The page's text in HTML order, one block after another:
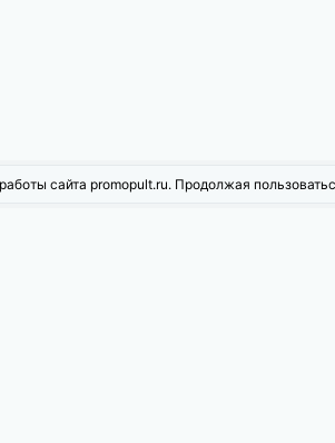
сайта promopult.ru. Продолжая